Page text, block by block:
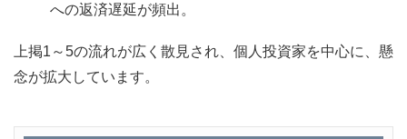
への返済遅延が頻出。
上掲1～5の流れが広く散見され、個人投資家を中心に、懸
念が拡大しています。